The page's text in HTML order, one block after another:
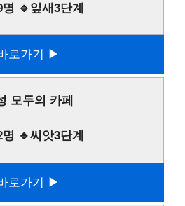
명 🔹잎새3단계
로가기 ▶
모두의 카페
명 🔹씨앗3단계
로가기 ▶